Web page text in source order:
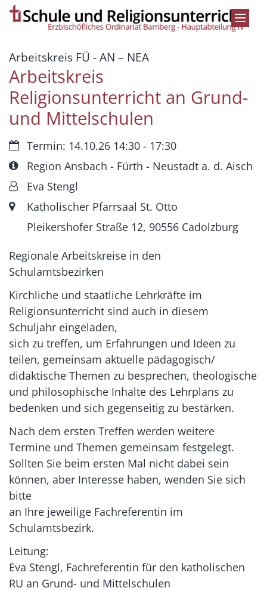
Zum Inhalt springen
Arbeitskreis FÜ - AN – NEA
Arbeitskreis
Religionsunterricht an Grund-
und Mittelschulen
Datum:Termin: 14.10.26 14:30 - 17:30
Art bzw. Nummer:
Region Ansbach - Fürth - Neustadt a. d. Aisch
Von:Eva Stengl
Ort: Katholischer Pfarrsaal St. Otto
Pleikershofer Straße 12, 90556 Cadolzburg
Regionale Arbeitskreise in den
Schulamtsbezirken
Kirchliche und staatliche Lehrkräfte im
Religionsunterricht sind auch in diesem
Schuljahr eingeladen,
sich zu treffen, um Erfahrungen und Ideen zu
teilen, gemeinsam aktuelle pädagogisch/
didaktische Themen zu besprechen, theologische
und philosophische Inhalte des Lehrplans zu
bedenken und sich gegenseitig zu bestärken.
Nach dem ersten Treffen werden weitere
Termine und Themen gemeinsam festgelegt.
Sollten Sie beim ersten Mal nicht dabei sein
können, aber Interesse haben, wenden Sie sich
bitte
an Ihre jeweilige Fachreferentin im
Schulamtsbezirk.
Leitung:
Eva Stengl, Fachreferentin für den katholischen
RU an Grund- und Mittelschulen